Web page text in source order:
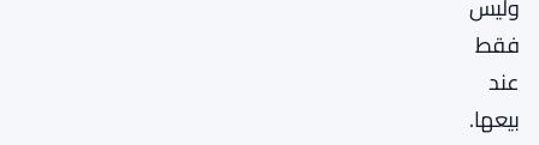
فقط
عند
بيعها.